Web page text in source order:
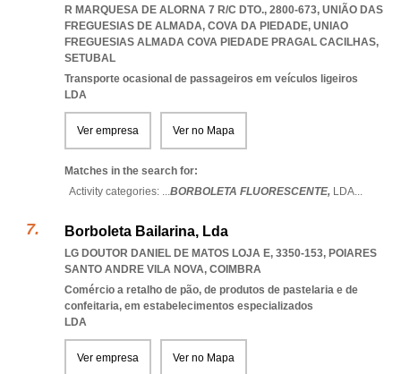
R MARQUESA DE ALORNA 7 R/C DTO., 2800-673, UNIÃO DAS
FREGUESIAS DE ALMADA, COVA DA PIEDADE, UNIAO
FREGUESIAS ALMADA COVA PIEDADE PRAGAL CACILHAS,
SETUBAL
Transporte ocasional de passageiros em veículos ligeiros
LDA
Ver empresa Ver no Mapa
Matches in the search for:
Activity categories: ...BORBOLETA FLUORESCENTE, LDA...
Borboleta Bailarina, Lda
LG DOUTOR DANIEL DE MATOS LOJA E, 3350-153, POIARES
SANTO ANDRE VILA NOVA, COIMBRA
Comércio a retalho de pão, de produtos de pastelaria e de
confeitaria, em estabelecimentos especializados
LDA
Ver empresa Ver no Mapa